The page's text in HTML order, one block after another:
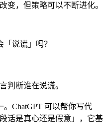
，但策略可以不断进化。
说谎」吗？
判断谁在说谎。
ChatGPT 可以帮你写代
话是真心还是假意」，它基